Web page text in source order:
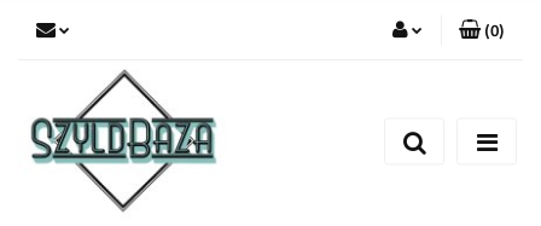
Zarejestruj się
(0)